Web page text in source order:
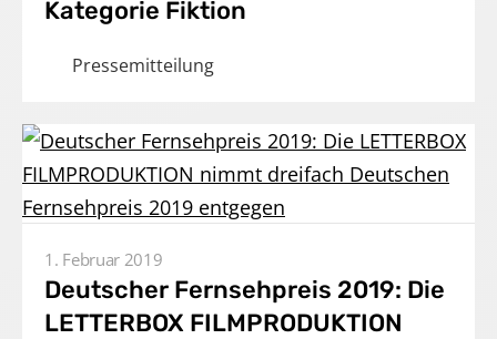
Kategorie Fiktion
Pressemitteilung
1. Februar 2019
Deutscher Fernsehpreis 2019: Die
LETTERBOX FILMPRODUKTION
Presse
Kontakt
DE
Impressum